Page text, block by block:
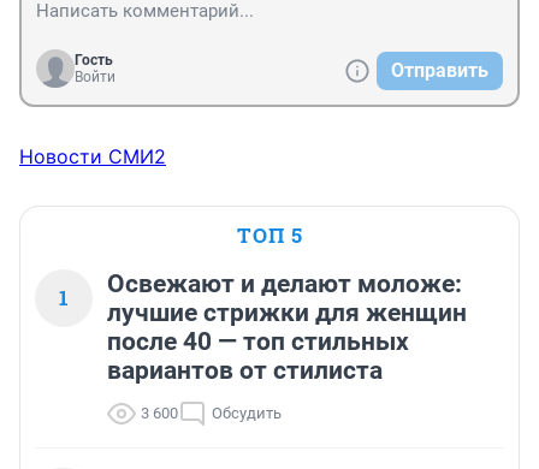
Гость
Войти
Отправить
Новости СМИ2
ТОП 5
1
Освежают и делают моложе:
лучшие стрижки для женщин
после 40 — топ стильных
вариантов от стилиста
3 600 Обсудить